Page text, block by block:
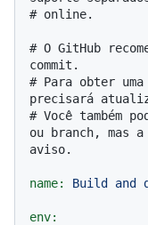
# online.
# O GitHub
commit.
# Para obter
precisará
# Você também
ou branch, mas
aviso.
name: Build and
env: